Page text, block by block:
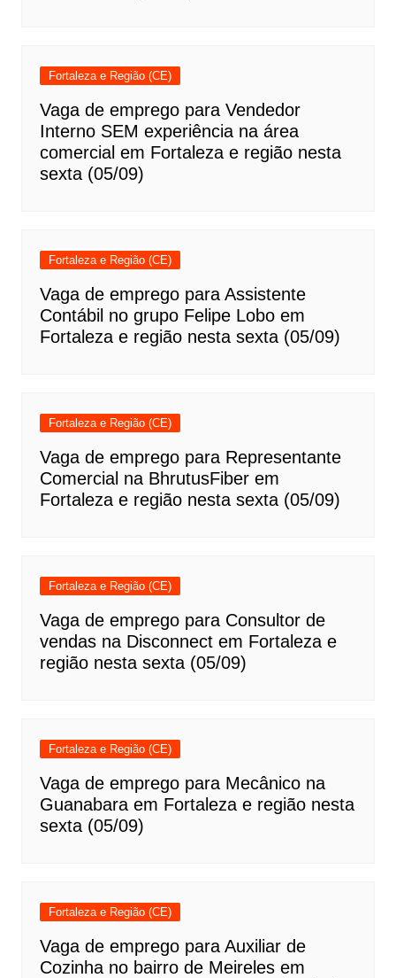
Fortaleza e Região (CE)
Vaga de emprego para Vendedor
Interno SEM experiência na área
comercial em Fortaleza e região nesta
sexta (05/09)
Fortaleza e Região (CE)
Vaga de emprego para Assistente
Contábil no grupo Felipe Lobo em
Fortaleza e região nesta sexta (05/09)
Fortaleza e Região (CE)
Vaga de emprego para Representante
Comercial na BhrutusFiber em
Fortaleza e região nesta sexta (05/09)
Fortaleza e Região (CE)
Vaga de emprego para Consultor de
vendas na Disconnect em Fortaleza e
região nesta sexta (05/09)
Fortaleza e Região (CE)
Vaga de emprego para Mecânico na
Guanabara em Fortaleza e região nesta
sexta (05/09)
Fortaleza e Região (CE)
Vaga de emprego para Auxiliar de
Cozinha no bairro de Meireles em